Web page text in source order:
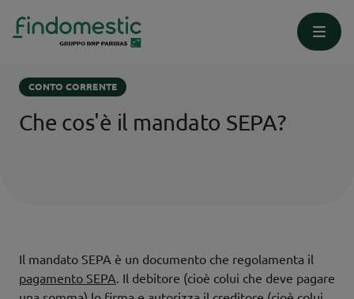
Homepage Supporto
CONTO CORRENTE
Che cos'è il mandato SEPA?
Il mandato SEPA è un documento che regolamenta il
pagamento SEPA. Il debitore (cioè colui che deve pagare